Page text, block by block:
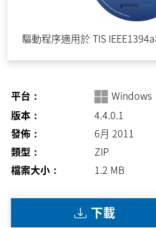
驅動程序適用於 TIS
平台： Windows
版本：
4.4.0.1
發佈：
6月 2011
類型：
ZIP
檔案大小：
1.2 MB
下載